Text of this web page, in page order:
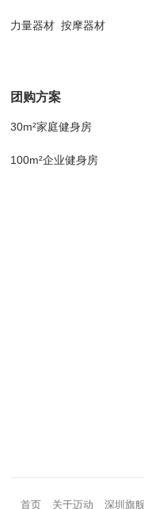
力量器材 按摩器材
团购方案
30m²家庭健身房
100m²企业健身房
首页 关于迈动 深圳旗